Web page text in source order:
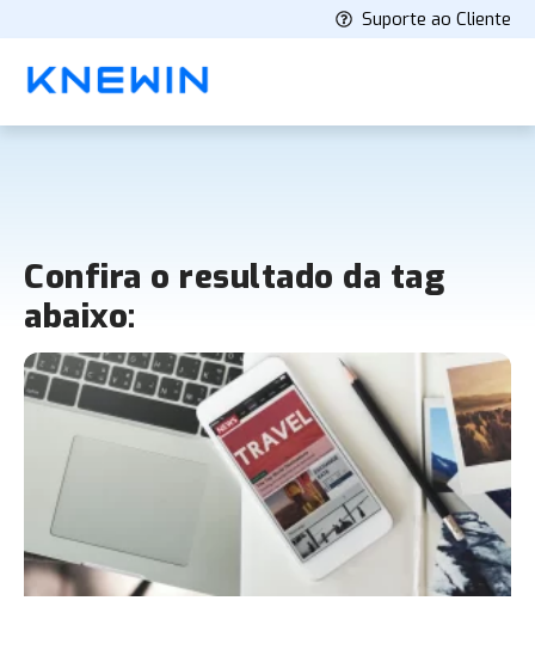
Suporte ao Cliente
Confira o resultado da tag
abaixo: